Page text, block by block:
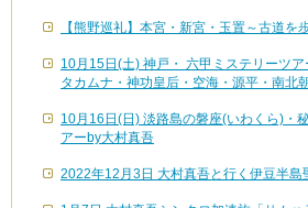
【熊野巡礼】本宮・新宮・玉置～古道を
10月15日(土) 神戸・ 六甲ミステリーツ
タカムナ・神功皇后・空海・源平・南北
10月16日(日) 淡路島の磐座(いわくら)・
アーby大村真吾
2022年12月3日 大村真吾と行く伊豆半島